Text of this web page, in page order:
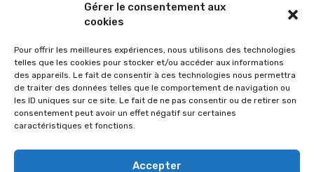
Gérer le consentement aux
cookies
Pour offrir les meilleures expériences, nous utilisons des technologies
telles que les cookies pour stocker et/ou accéder aux informations
des appareils. Le fait de consentir à ces technologies nous permettra
de traiter des données telles que le comportement de navigation ou
les ID uniques sur ce site. Le fait de ne pas consentir ou de retirer son
consentement peut avoir un effet négatif sur certaines
caractéristiques et fonctions.
Accepter
1 2